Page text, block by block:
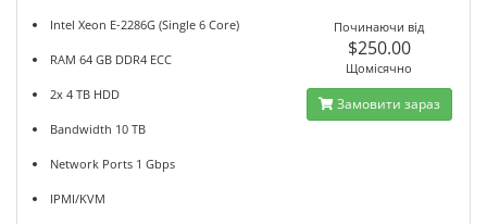
Intel Xeon E-2286G (Single 6 Core)
RAM 64 GB DDR4 ECC
2x 4 TB HDD
Bandwidth 10 TB
Network Ports 1 Gbps
IPMI/KVM
Починаючи від
$250.00
Щомісячно
Замовити зараз